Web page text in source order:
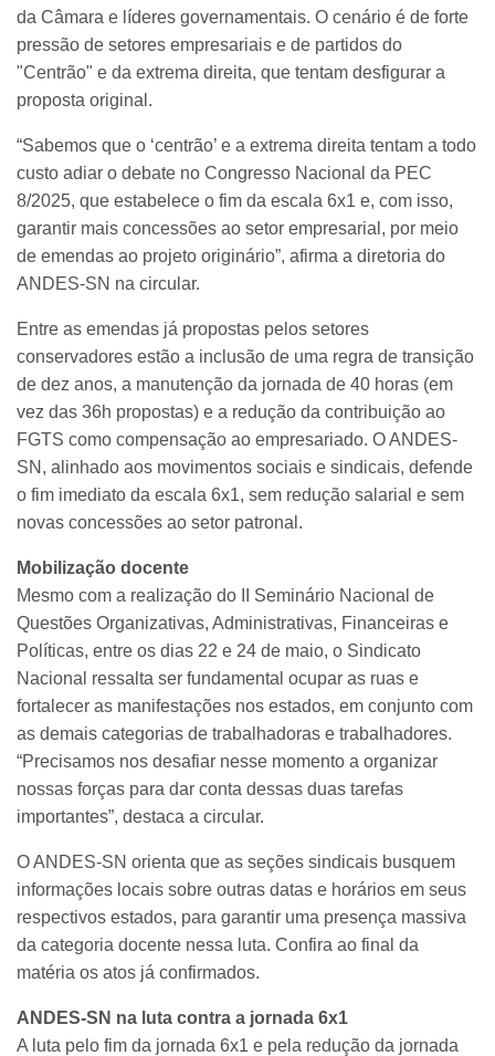
da Câmara e líderes governamentais. O cenário é de forte
pressão de setores empresariais e de partidos do
"Centrão" e da extrema direita, que tentam desfigurar a
proposta original.
“Sabemos que o ‘centrão’ e a extrema direita tentam a todo
custo adiar o debate no Congresso Nacional da PEC
8/2025, que estabelece o fim da escala 6x1 e, com isso,
garantir mais concessões ao setor empresarial, por meio
de emendas ao projeto originário”, afirma a diretoria do
ANDES-SN na circular.
Entre as emendas já propostas pelos setores
conservadores estão a inclusão de uma regra de transição
de dez anos, a manutenção da jornada de 40 horas (em
vez das 36h propostas) e a redução da contribuição ao
FGTS como compensação ao empresariado. O ANDES-
SN, alinhado aos movimentos sociais e sindicais, defende
o fim imediato da escala 6x1, sem redução salarial e sem
novas concessões ao setor patronal.
Mobilização docente
Mesmo com a realização do II Seminário Nacional de
Questões Organizativas, Administrativas, Financeiras e
Políticas, entre os dias 22 e 24 de maio, o Sindicato
Nacional ressalta ser fundamental ocupar as ruas e
fortalecer as manifestações nos estados, em conjunto com
as demais categorias de trabalhadoras e trabalhadores.
“Precisamos nos desafiar nesse momento a organizar
nossas forças para dar conta dessas duas tarefas
importantes”, destaca a circular.
O ANDES-SN orienta que as seções sindicais busquem
informações locais sobre outras datas e horários em seus
respectivos estados, para garantir uma presença massiva
da categoria docente nessa luta. Confira ao final da
matéria os atos já confirmados.
ANDES-SN na luta contra a jornada 6x1
A luta pelo fim da jornada 6x1 e pela redução da jornada